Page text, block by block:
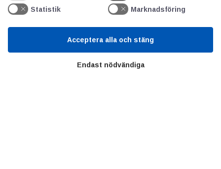
Lundberg.
Statistik
Marknadsföring
Endast nödvändiga
Acceptera alla och stäng